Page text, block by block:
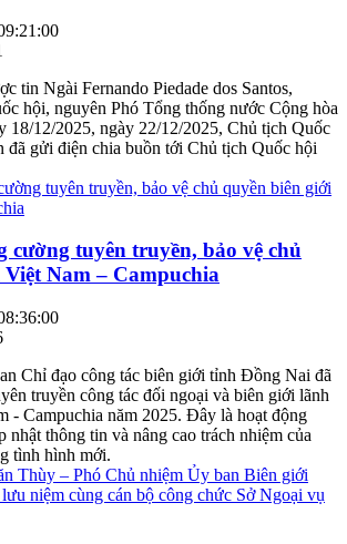
tin Ngài Fernando Piedade dos Santos,
hội, nguyên Phó Tổng thống nước Cộng hòa
18/12/2025, ngày 22/12/2025, Chủ tịch Quốc
đã gửi điện chia buồn tới Chủ tịch Quốc hội
cường tuyên truyền, bảo vệ chủ
Nam – Campuchia
Chỉ đạo công tác biên giới tỉnh Đồng Nai đã
truyền công tác đối ngoại và biên giới lãnh
- Campuchia năm 2025. Đây là hoạt động
nhật thông tin và nâng cao trách nhiệm của
tình hình mới.